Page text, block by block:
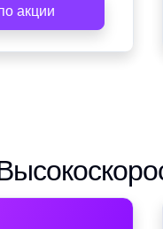
акции